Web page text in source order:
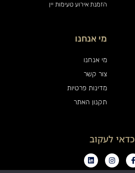
הזמנת אירוע טעימות יין
מי אנחנו
מי אנחנו
צור קשר
מדינות פרטיות
תקנון האתר
כדאי לעקוב